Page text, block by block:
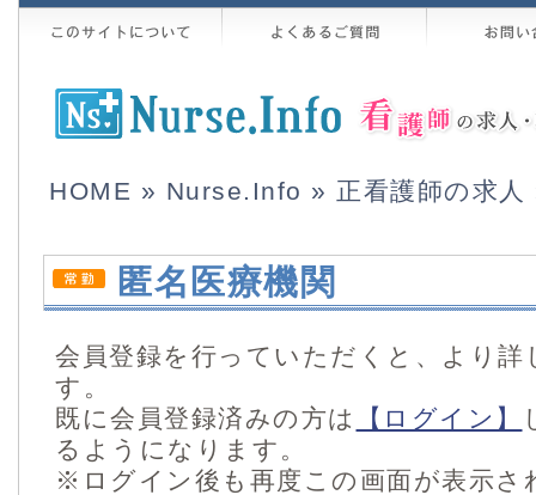
HOME » Nurse.Info » 正看護師の求人
匿名医療機関
会員登録を行っていただくと、より
す。
既に会員登録済みの方は
【ログイン】
るようになります。
※ログイン後も再度この画面が表示さ